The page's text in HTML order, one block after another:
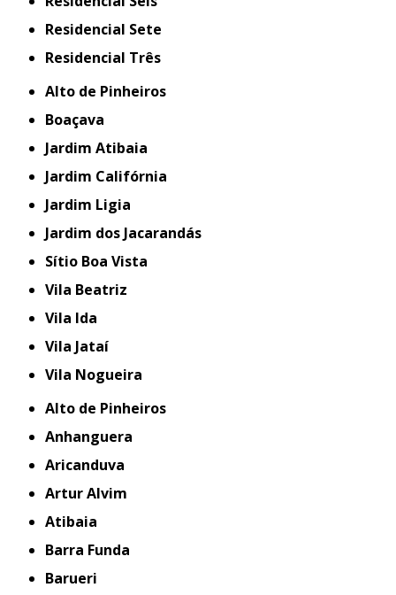
Residencial Sete
Residencial Três
Alto de Pinheiros
Boaçava
Jardim Atibaia
Jardim Califórnia
Jardim Ligia
Jardim dos Jacarandás
Sítio Boa Vista
Vila Beatriz
Vila Ida
Vila Jataí
Vila Nogueira
Alto de Pinheiros
Anhanguera
Aricanduva
Artur Alvim
Atibaia
Barra Funda
Barueri